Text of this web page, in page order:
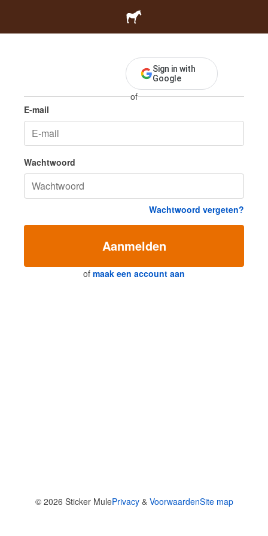
Sign in with
Google
of
E-mail
Wachtwoord
Wachtwoord vergeten?
Aanmelden
of maak een account aan
© 2026 Sticker MulePrivacy& VoorwaardenSite map